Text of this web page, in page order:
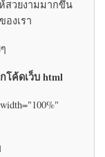
สวยงามมากขึ้น
งเรา
โค้ดเว็บ html